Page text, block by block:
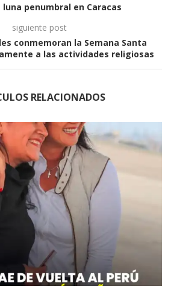
luna penumbral en Caracas
siguiente post
conmemoran la Semana Santa
a las actividades religiosas
RELACIONADOS